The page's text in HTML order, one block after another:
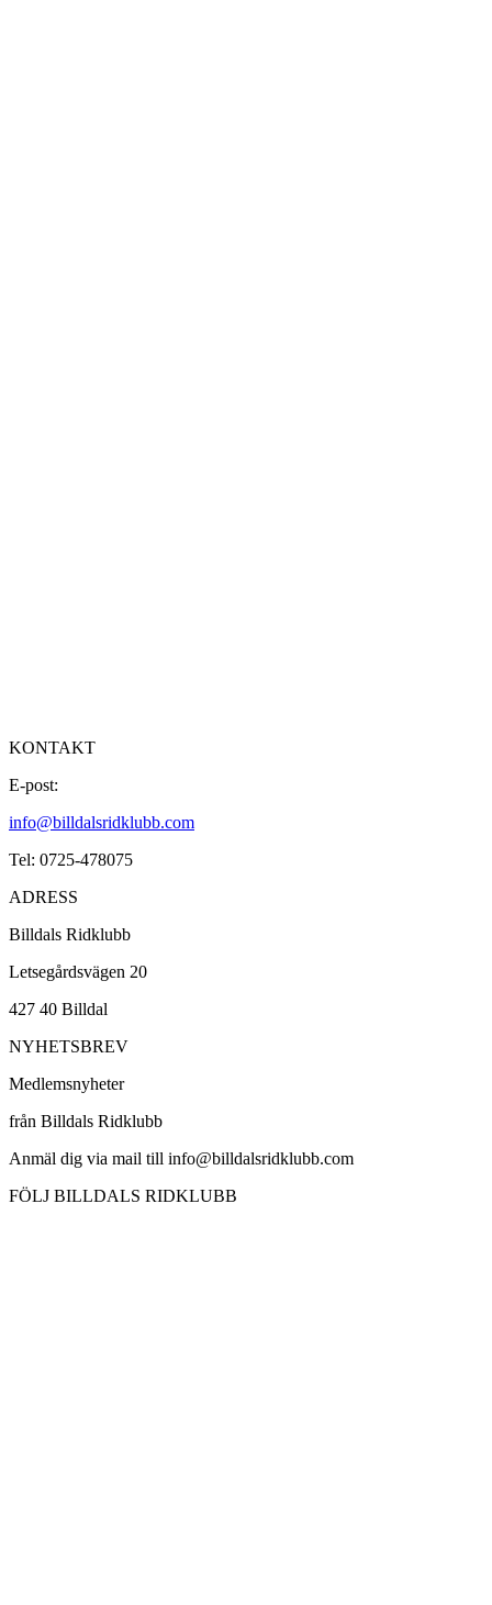
KONTAKT
E-post:
info@billdalsridklubb.com
Tel: 0725-478075
ADRESS
Billdals Ridklubb
Letsegårdsvägen 20
427 40 Billdal
NYHETSBREV
Medlemsnyheter
från Billdals Ridklubb
Anmäl dig via mail till info@billdalsridklubb.com
FÖLJ BILLDALS RIDKLUBB